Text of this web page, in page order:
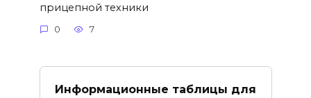
прицепной техники
0 7
Информационные таблицы для